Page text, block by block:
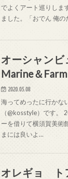
でよくアート巡りしま
ました。「おでん 俺
オーシャンビ
Marine＆
2020.05.08
海ってめったに行かな
（@kosstyle）です。
ーを借りて横須賀美術
まには良いよ…
オレギョ ト